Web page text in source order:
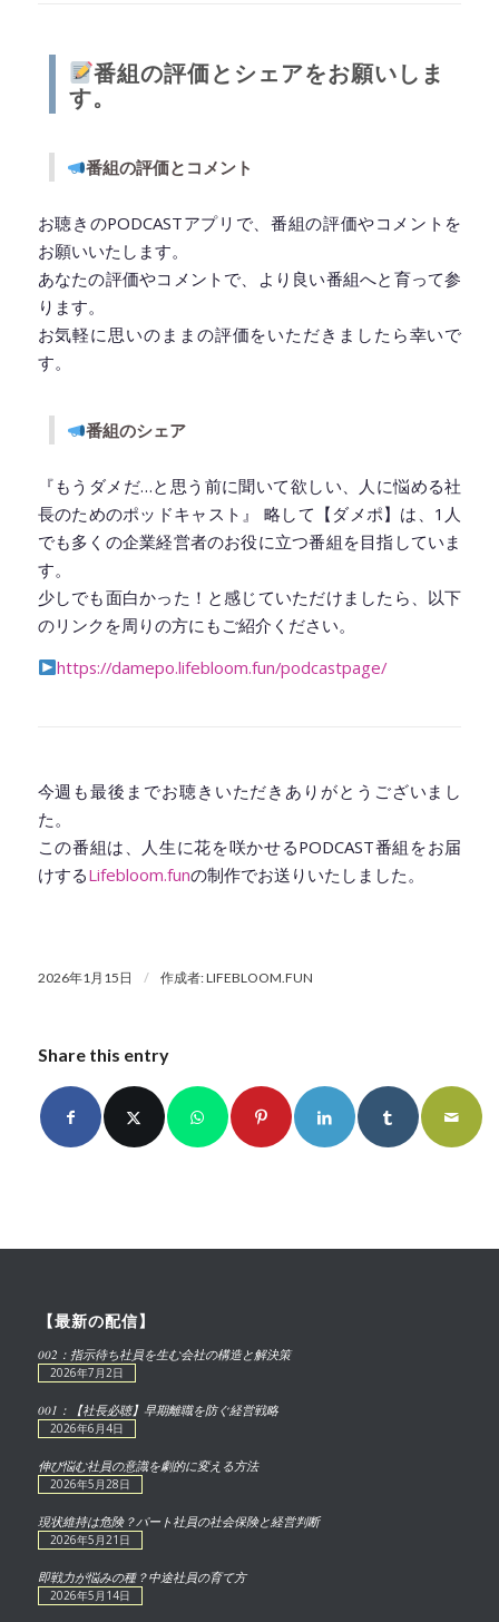
番組の評価とシェアをお願いしま
す。
番組の評価とコメント
お聴きのPODCASTアプリで、番組の評価やコメントを
お願いいたします。
あなたの評価やコメントで、より良い番組へと育って参
ります。
お気軽に思いのままの評価をいただきましたら幸いで
す。
番組のシェア
『もうダメだ…と思う前に聞いて欲しい、人に悩める社
長のためのポッドキャスト』 略して【ダメポ】は、1人
でも多くの企業経営者のお役に立つ番組を目指していま
す。
少しでも面白かった！と感じていただけましたら、以下
のリンクを周りの方にもご紹介ください。
https://damepo.lifebloom.fun/podcastpage/
今週も最後までお聴きいただきありがとうございまし
た。
この番組は、人生に花を咲かせるPODCAST番組をお届
けするLifebloom.funの制作でお送りいたしました。
2026年1月15日 / 作成者:LIFEBLOOM.FUN
Share this entry
【最新の配信】
002：指示待ち社員を生む会社の構造と解決策
2026年7月2日
001：【社長必聴】早期離職を防ぐ経営戦略
2026年6月4日
伸び悩む社員の意識を劇的に変える方法
2026年5月28日
現状維持は危険？パート社員の社会保険と経営判断
2026年5月21日
即戦力が悩みの種？中途社員の育て方
2026年5月14日